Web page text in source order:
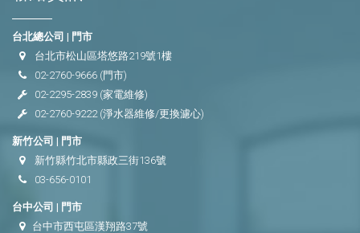
台北總公司 | 門市
台北市松山區塔悠路219號1樓
02-2760-9666 (門市)
02-2295-2839 (家電維修)
02-2760-9222(淨水器維修/更換濾心)
新竹公司 | 門市
新竹縣竹北市縣政三街136號
03-656-0101
台中公司 | 門市
台中市西屯區漢翔路37號